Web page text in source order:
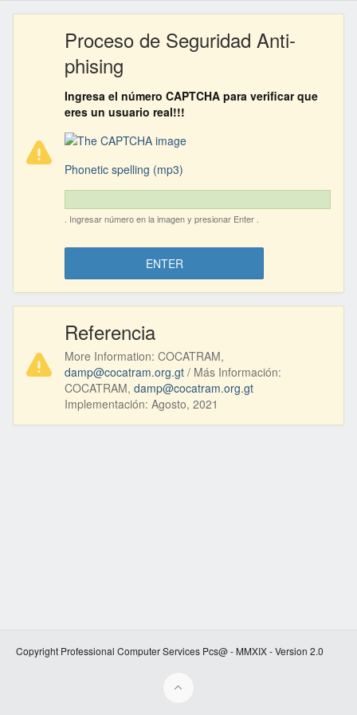
Proceso de Seguridad Anti-
phising
Your
Message:
Ingresa el número CAPTCHA para verificar que
eres un usuario real!!!
Captcha
Audio
Phonetic spelling (mp3)
CAPTCHA
password:
. Ingresar número en la imagen y presionar Enter .
ENTER
Referencia
More Information: COCATRAM,
damp@cocatram.org.gt / Más Información:
COCATRAM, damp@cocatram.org.gt
Implementación: Agosto, 2021
Copyright Professional Computer Services Pcs@ - MMXIX - Version 2.0